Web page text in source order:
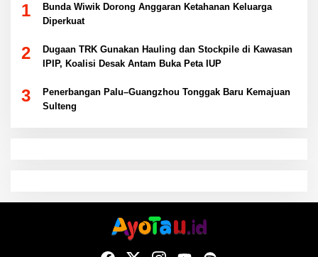
1
Bunda Wiwik Dorong Anggaran Ketahanan Keluarga
Diperkuat
2
Dugaan TRK Gunakan Hauling dan Stockpile di Kawasan
IPIP, Koalisi Desak Antam Buka Peta IUP
3
Penerbangan Palu–Guangzhou Tonggak Baru Kemajuan
Sulteng